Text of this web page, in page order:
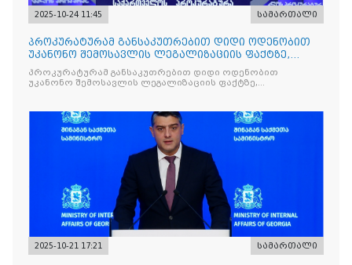
2025-10-24 11:45 სამართალი
პროკურატურამ განსაკუთრებით დიდი ოდენობით
უკანონო შემოსავლის ლეგალიზაციის ფაქტზე,
საქართველოს ყოფილ პ
პროკურატურამ განსაკუთრებით დიდი ოდენობით
უკანონო შემოსავლის ლეგალიზაციის ფაქტზე,
2025-10-21 17:21 სამართალი